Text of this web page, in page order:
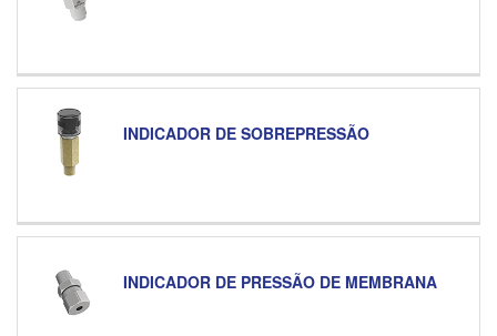
INDICADOR DE SOBREPRESSÃO
INDICADOR DE PRESSÃO DE MEMBRANA